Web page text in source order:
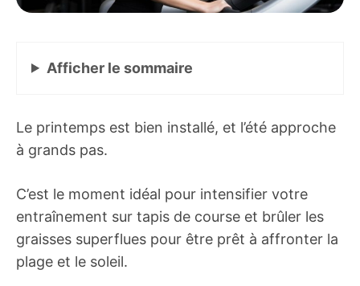
Afficher le sommaire
Le printemps est bien installé, et l’été approche
à grands pas.
C’est le moment idéal pour intensifier votre
entraînement sur tapis de course et brûler les
graisses superflues pour être prêt à affronter la
plage et le soleil.